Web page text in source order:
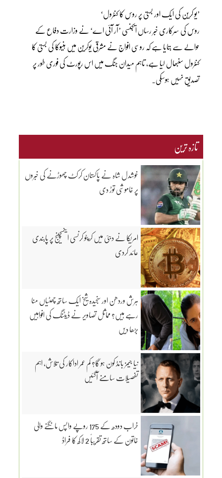
’یو کرین کی ایک اور بستی پر روس کا کنٹرول‘
روس کی سرکاری خبر رساں ایجنسی ’آر آئی اے‘ نے وزارت دفاع کے
حوالے سے بتایا ہے کہ روسی افواج نے مشرقی یوکرین میں ہنیوکا کی بستی کا
کنٹرول سنبھال لیا ہے، تاہم میدان جنگ میں اس رپورٹ کی فوری طور پر
تصدیق نہیں ہوسکی۔
تازہ ترین
خوشدل شاہ نے پاکستان کرکٹ چھوڑنے کی خبروں
پر خاموشی توڑ دی
امریکا نے دبئی میں کرپٹو کرنسی ایکسچینج پر پابندی
عائد کردی
ہرش وردھن اور سنجیدہ شیخ ایک ساتھ چھٹیاں منا
رہے ہیں؟ مماثل تصاویر نے ڈیٹنگ کی افواہیں
بڑھا دیں
نیا جیمز بانڈ کون ہو گا؟ کم عمر اداکار کی تلاش، اہم
تفصیلات سامنے آگئیں
خراب دودھ کے 175 روپے واپس مانگنے والی
خاتون کے ساتھ تقریباً 2 لاکھ کا فراڈ